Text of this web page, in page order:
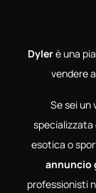
Dylerè una
vendere
Se sei un
specializzata
esotica o
annuncio
professionisti